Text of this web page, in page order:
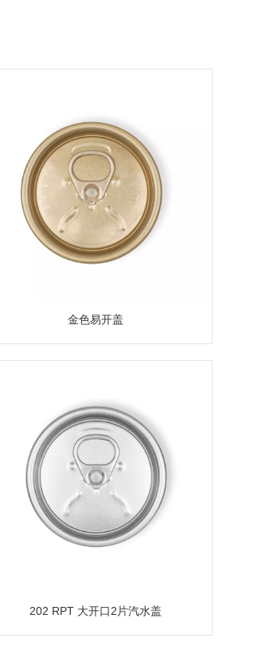
金色易开盖
202 RPT 大开口2片汽水盖